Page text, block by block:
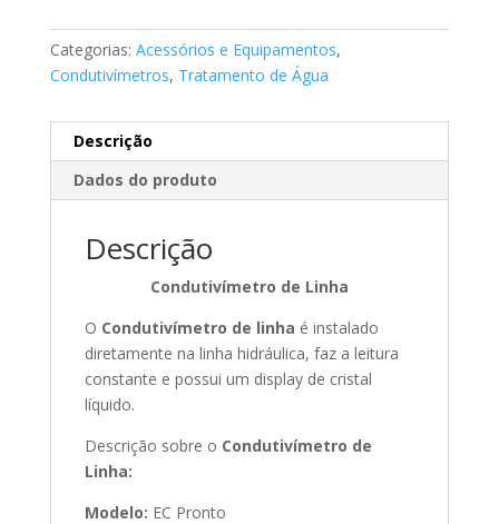
Categorias: Acessórios e Equipamentos,
Condutivímetros, Tratamento de Água
Descrição
Dados do produto
Descrição
Condutivímetro de Linha
O Condutivímetro de linha é instalado
diretamente na linha hidráulica, faz a leitura
constante e possui um display de cristal
líquido.
Descrição sobre o Condutivímetro de
Linha:
Modelo: EC Pronto